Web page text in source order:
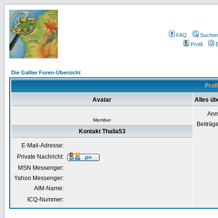
FAQ
Suchen
Profil
Die Gallier Foren-Übersicht
Avatar Alles
Member
Kontakt Thalia53
E-Mail-Adresse:
Private Nachricht:
MSN Messenger:
Yahoo Messenger:
AIM-Name:
ICQ-Nummer: